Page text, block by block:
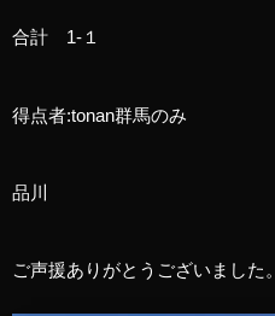
合計 1-１
得点者:tonan群馬のみ
品川
ご声援ありがとうございました。